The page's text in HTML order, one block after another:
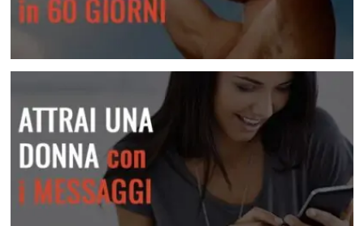
Lei Non Risponde Ai Messaggi? Come Risolvere
Scopri come risolvere questa situazione
Diventa più sicuro di te